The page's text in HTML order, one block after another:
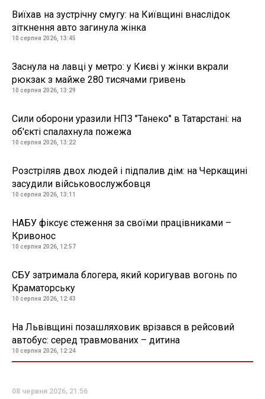
Виїхав на зустрічну смугу: на Київщині внаслідок
зіткнення авто загинула жінка
10 серпня 2026, 13:45
Заснула на лавці у метро: у Києві у жінки вкрали
рюкзак з майже 280 тисячами гривень
10 серпня 2026, 13:29
Сили оборони уразили НПЗ "Танеко" в Татарстані: на
об'єкті спалахнула пожежа
10 серпня 2026, 13:22
Розстріляв двох людей і підпалив дім: на Черкащині
засудили військовослужбовця
10 серпня 2026, 13:11
НАБУ фіксує стеження за своїми працівниками –
Кривонос
10 серпня 2026, 12:57
СБУ затримала блогера, який коригував вогонь по
Краматорську
10 серпня 2026, 12:43
На Львівщині позашляховик врізався в рейсовий
автобус: серед травмованих – дитина
10 серпня 2026, 12:24
08 червня 2026, 21:56